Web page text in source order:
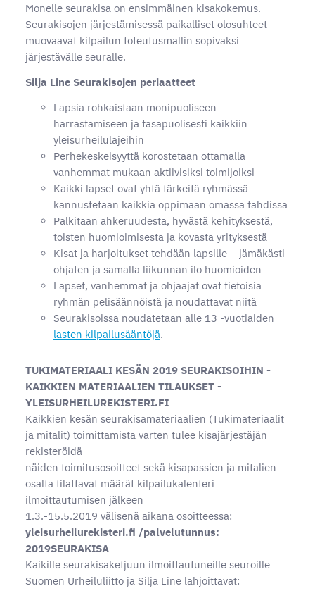
Monelle seurakisa on ensimmäinen kisakokemus.
Seurakisojen järjestämisessä paikalliset olosuhteet
muovaavat kilpailun toteutusmallin sopivaksi
järjestävälle seuralle.
Silja Line Seurakisojen periaatteet
Lapsia rohkaistaan monipuoliseen
harrastamiseen ja tasapuolisesti kaikkiin
yleisurheilulajeihin
Perhekeskeisyyttä korostetaan ottamalla
vanhemmat mukaan aktiivisiksi toimijoiksi
Kaikki lapset ovat yhtä tärkeitä ryhmässä –
kannustetaan kaikkia oppimaan omassa tahdissa
Palkitaan ahkeruudesta, hyvästä kehityksestä,
toisten huomioimisesta ja kovasta yrityksestä
Kisat ja harjoitukset tehdään lapsille – jämäkästi
ohjaten ja samalla liikunnan ilo huomioiden
Lapset, vanhemmat ja ohjaajat ovat tietoisia
ryhmän pelisäännöistä ja noudattavat niitä
Seurakisoissa noudatetaan alle 13 -vuotiaiden
lasten kilpailusääntöjä.
TUKIMATERIAALI KESÄN 2019 SEURAKISOIHIN -
KAIKKIEN MATERIAALIEN TILAUKSET -
YLEISURHEILUREKISTERI.FI
Kaikkien kesän seurakisamateriaalien (Tukimateriaalit
ja mitalit) toimittamista varten tulee kisajärjestäjän
rekisteröidä
näiden toimitusosoitteet sekä kisapassien ja mitalien
osalta tilattavat määrät kilpailukalenteri
ilmoittautumisen jälkeen
1.3.-15.5.2019 välisenä aikana osoitteessa:
yleisurheilurekisteri.fi /palvelutunnus:
2019SEURAKISA
Kaikille seurakisaketjuun ilmoittautuneille seuroille
Suomen Urheiluliitto ja Silja Line lahjoittavat: